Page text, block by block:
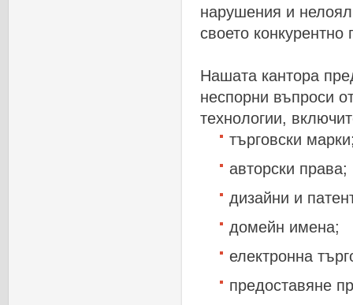
нарушения и
своето конкурентно
Нашата кантора
неспорни въпроси
технологии,
търговски марки
авторски права;
дизайни и
домейн имена;
електронна
предоставяне